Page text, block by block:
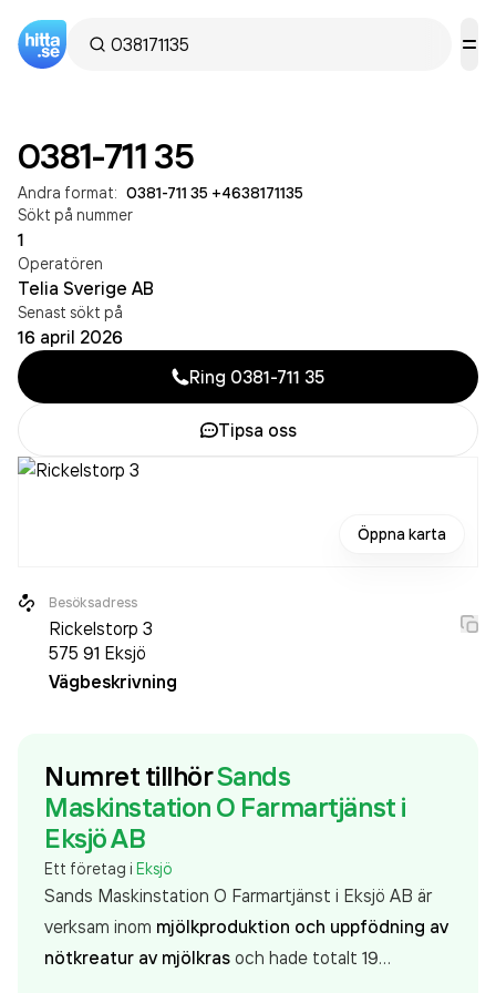
0381-711 35
Andra format: 0381-711 35 +4638171135
Sökt på nummer
1
Operatören
Telia Sverige AB
Senast sökt på
16 april 2026
Ring 0381-711 35
Tipsa oss
Öppna karta
Besöksadress
Rickelstorp 3
575 91 Eksjö
Vägbeskrivning
Numret tillhörSands
Maskinstation O Farmartjänst i
Eksjö AB
Ett företag i Eksjö
Sands Maskinstation O Farmartjänst i Eksjö AB är
verksam inom mjölkproduktion och uppfödning av
nötkreatur av mjölkras och hade totalt 19